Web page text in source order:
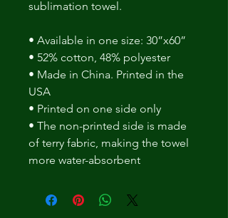
sublimation towel.
• Available in one size: 30”x60”
• 52% cotton, 48% polyester
• Made in China. Printed in the
USA
• Printed on one side only
• The non-printed side is made
of terry fabric, making the towel
more water-absorbent